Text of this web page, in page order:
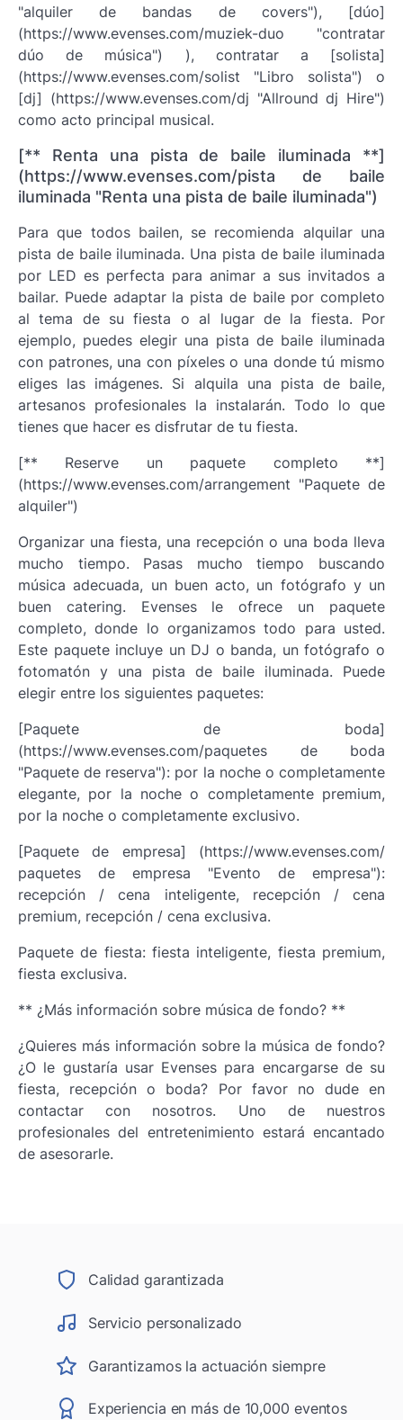
"alquiler de bandas de covers"), [dúo]
(https://www.evenses.com/muziek-duo "contratar
dúo de música") ), contratar a [solista]
(https://www.evenses.com/solist "Libro solista") o
[dj] (https://www.evenses.com/dj "Allround dj Hire")
como acto principal musical.
[** Renta una pista de baile iluminada **]
(https://www.evenses.com/pista de baile
iluminada "Renta una pista de baile iluminada")
Para que todos bailen, se recomienda alquilar una
pista de baile iluminada. Una pista de baile iluminada
por LED es perfecta para animar a sus invitados a
bailar. Puede adaptar la pista de baile por completo
al tema de su fiesta o al lugar de la fiesta. Por
ejemplo, puedes elegir una pista de baile iluminada
con patrones, una con píxeles o una donde tú mismo
eliges las imágenes. Si alquila una pista de baile,
artesanos profesionales la instalarán. Todo lo que
tienes que hacer es disfrutar de tu fiesta.
[** Reserve un paquete completo **]
(https://www.evenses.com/arrangement "Paquete de
alquiler")
Organizar una fiesta, una recepción o una boda lleva
mucho tiempo. Pasas mucho tiempo buscando
música adecuada, un buen acto, un fotógrafo y un
buen catering. Evenses le ofrece un paquete
completo, donde lo organizamos todo para usted.
Este paquete incluye un DJ o banda, un fotógrafo o
fotomatón y una pista de baile iluminada. Puede
elegir entre los siguientes paquetes:
[Paquete de boda]
(https://www.evenses.com/paquetes de boda
"Paquete de reserva"): por la noche o completamente
elegante, por la noche o completamente premium,
por la noche o completamente exclusivo.
[Paquete de empresa] (https://www.evenses.com/
paquetes de empresa "Evento de empresa"):
recepción / cena inteligente, recepción / cena
premium, recepción / cena exclusiva.
Paquete de fiesta: fiesta inteligente, fiesta premium,
fiesta exclusiva.
** ¿Más información sobre música de fondo? **
¿Quieres más información sobre la música de fondo?
¿O le gustaría usar Evenses para encargarse de su
fiesta, recepción o boda? Por favor no dude en
contactar con nosotros. Uno de nuestros
profesionales del entretenimiento estará encantado
de asesorarle.
Calidad garantizada
Servicio personalizado
Garantizamos la actuación siempre
Experiencia en más de 10,000 eventos